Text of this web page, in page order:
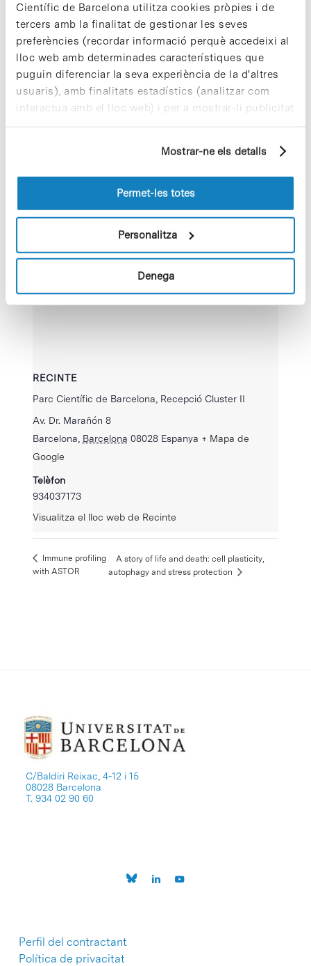
Científic de Barcelona utilitza cookies pròpies i de
tercers amb la finalitat de gestionar les seves
preferències (recordar informació perquè accedeixi al
lloc web amb determinades característiques que
puguin diferenciar la seva experiència de la d'altres
usuaris), amb finalitats estadístics (analitzar com
interactua amb el lloc web) i per a mostrar-li publicitat
personalitzada sobre la base d'un perfil elaborat a
pàgines visitades). Per a obtenir més informació sobre
les cookies pot consultar laPolítica de cookiesdel
Mostrar-ne els detalls
Permet-les totes
Personalitza
Denega
DETALLS
Data:
30 novembre 2023
Hora:
13:00 - 17:00
Categoria
d'Esdeveniment:
Parc Científic de
Barcelona
Visualitza el lloc web
de Organitzador
RECINTE
Parc Científic de Barcelona, Recepció Cluster II
Av. Dr. Marañón 8
Barcelona Barcelona 08028 Espanya + Mapa de
Google
Telèfon
934037173
Visualitza el lloc web de Recinte
Immune profiling
with ASTOR
A story of life and death: cell plasticity,
autophagy and stress protection
C/Baldiri Reixac, 4-12 i 15
08028 Barcelona
T. 934 02 90 60
Perfil del contractant
Política de privacitat